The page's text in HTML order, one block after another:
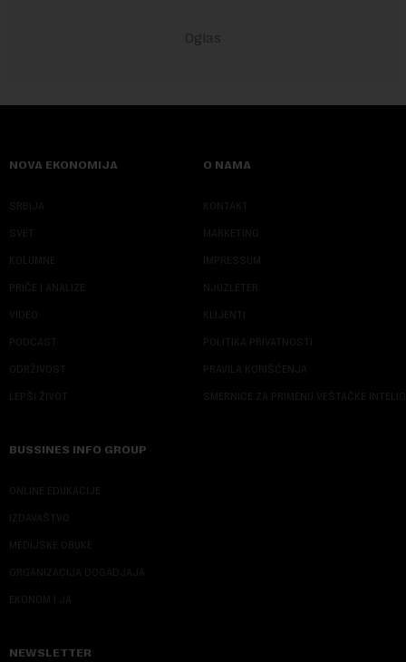
NOVA EKONOMIJA
SRBIJA
SVET
KOLUMNE
PRIČE I ANALIZE
VIDEO
PODCAST
ODRŽIVOST
LEPŠI ŽIVOT
O NAMA
KONTAKT
MARKETING
IMPRESSUM
NJUZLETER
KLIJENTI
POLITIKA PRIVATNOSTI
PRAVILA KORIŠĆENJA
SMERNICE ZA PRIMENU VEŠTAČKE
BUSSINES INFO GROUP
ONLINE EDUKACIJE
IZDAVAŠTVO
MEDIJSKE OBUKE
ORGANIZACIJA DOGADJAJA
EKONOM I JA
NEWSLETTER